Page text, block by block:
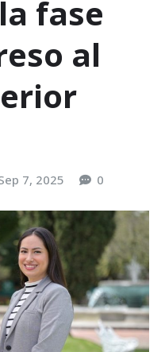
fase
al
7, 2025 0